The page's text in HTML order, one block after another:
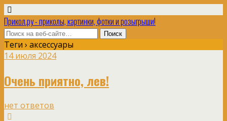
Прикол.ру - приколы, картинки, фотки и розыгрыши!
Теги › аксессуары
14 июля 2024
Очень приятно, лев!
нет ответов